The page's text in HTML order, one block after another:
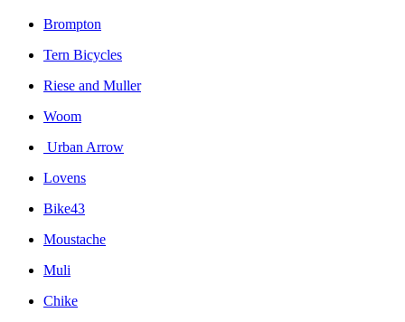
Brompton
Tern Bicycles
Riese and Muller
Woom
Urban Arrow
Lovens
Bike43
Moustache
Muli
Chike